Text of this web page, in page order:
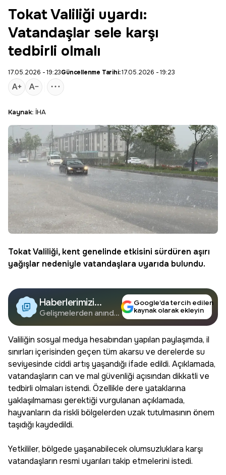
Tokat Valiliği uyardı:
Vatandaşlar sele karşı
tedbirli olmalı
17.05.2026 - 19:23Güncellenme Tarihi:17.05.2026 - 19:23
Kaynak: İHA
Tokat Valiliği, kent genelinde etkisini sürdüren aşırı
yağışlar nedeniyle vatandaşlara uyarıda bulundu.
Haberlerimizi
Google'da Takip
Edin
Gelişmelerden anında
Google’da tercih edilen
kaynak olarak ekleyin
Valiliğin sosyal medya hesabından yapılan paylaşımda, il
sınırları içerisinden geçen tüm akarsu ve derelerde su
seviyesinde ciddi artış yaşandığı ifade edildi. Açıklamada,
vatandaşların can ve mal güvenliği açısından dikkatli ve
tedbirli olmaları istendi. Özellikle dere yataklarına
yaklaşılmaması gerektiği vurgulanan açıklamada,
hayvanların da riskli bölgelerden uzak tutulmasının önem
taşıdığı kaydedildi.
Yetkililer, bölgede yaşanabilecek olumsuzluklara karşı
vatandaşların resmi uyarıları takip etmelerini istedi.